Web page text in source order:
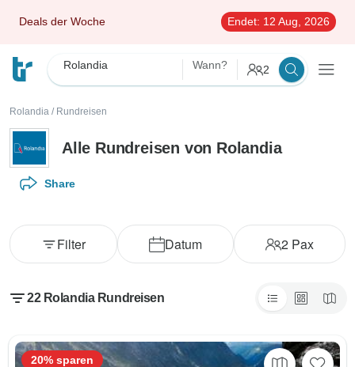
Deals der Woche Endet: 12 Aug, 2026
Rolandia Wann? 2
Rolandia / Rundreisen
Alle Rundreisen von Rolandia
Share
Datum 2 Pax
Filter
22 Rolandia Rundreisen
20% sparen